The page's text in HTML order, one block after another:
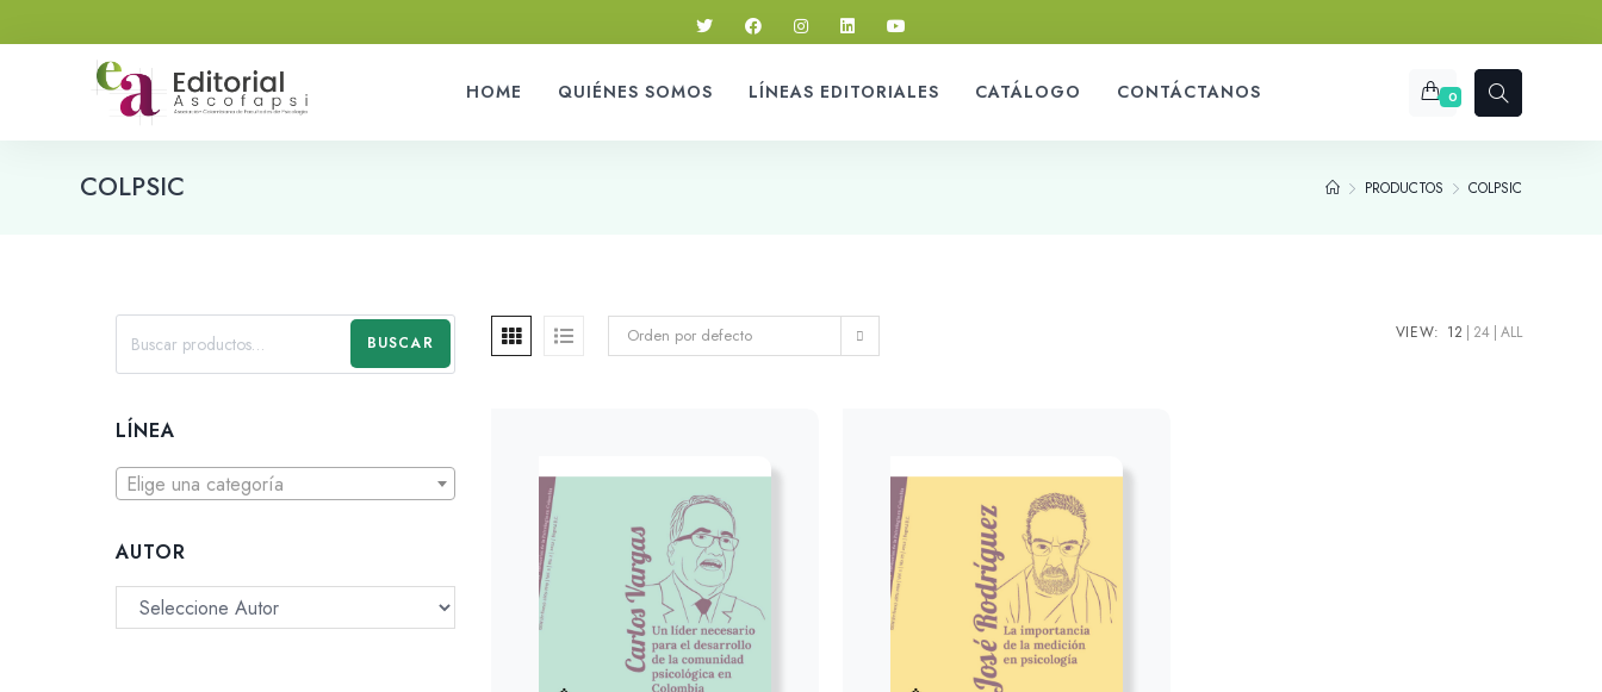
HOME QUIÉNES SOMOS LÍNEAS EDITORIALES CATÁLOGO CONTÁCTANOS 0
COLPSIC PRODUCTOS COLPSIC
Orden por defecto VIEW: 12 24 ALL
BUSCAR
LÍNEA
Elige una categoría
AUTOR